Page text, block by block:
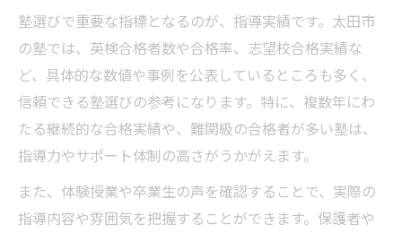
塾選びで重要な指標となるのが、指導実績です。太田市
の塾では、英検合格者数や合格率、志望校合格実績な
ど、具体的な数値や事例を公表しているところも多く、
信頼できる塾選びの参考になります。特に、複数年にわ
たる継続的な合格実績や、難関級の合格者が多い塾は、
指導力やサポート体制の高さがうかがえます。
また、体験授業や卒業生の声を確認することで、実際の
指導内容や雰囲気を把握することができます。保護者や